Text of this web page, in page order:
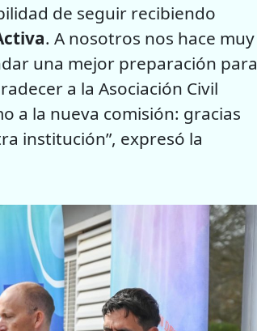
de seguir recibiendo
. A nosotros nos hace muy
una mejor preparación para
a la Asociación Civil
a la nueva comisión: gracias
institución”, expresó la